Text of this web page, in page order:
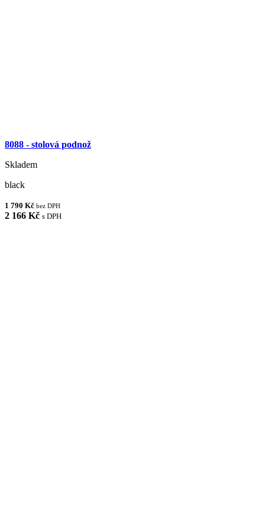
8088 - stolová podnož
Skladem
black
1 790 Kč bez DPH
2 166 Kč s DPH